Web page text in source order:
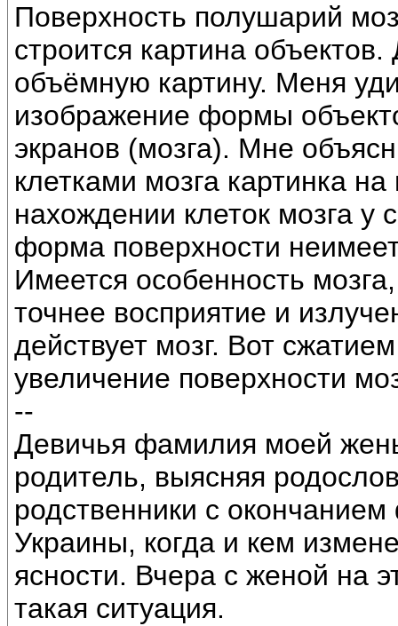
Поверхность полушарий
строится картина
объёмную картину. Меня
изображение формы
экранов (мозга). Мне
клетками мозга картинка
нахождении клеток мозга у
форма поверхности
Имеется особенность
точнее восприятие и
действует мозг. Вот
увеличение поверхности
--
Девичья фамилия моей
родитель, выясняя
родственники с
Украины, когда и кем
ясности. Вчера с женой на
такая ситуация.